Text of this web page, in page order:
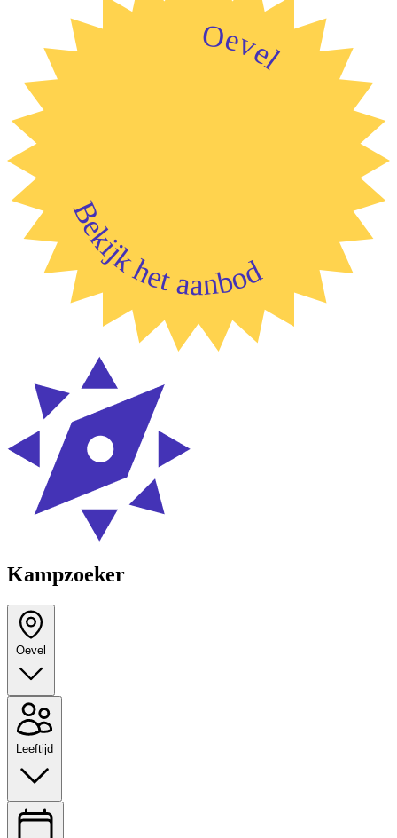
Oevel
Bekijk het aanbod
Kampzoeker
Oevel
Leeftijd